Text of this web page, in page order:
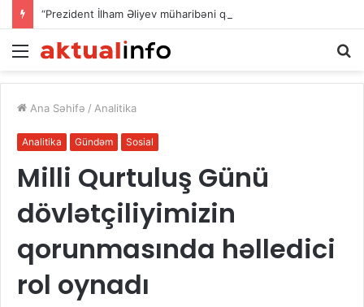
Menu
Ana Səhifə / Analitika
Analitika Gündəm Sosial
Milli Qurtuluş Günü
dövlətçiliyimizin
qorunmasında həlledici
rol oynadı